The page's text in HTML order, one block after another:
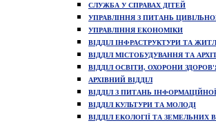
СЛУЖБА У СПРАВАХ ДІТЕЙ
УПРАВЛІННЯ З ПИТАНЬ
УПРАВЛІННЯ ЕКОНОМІКИ
ВІДДІЛ ІНФРАСТРУКТУРИ ТА
ВІДДІЛ МІСТОБУДУВАННЯ ТА
ВІДДІЛ ОСВІТИ, ОХОРОНИ
АРХІВНИЙ ВІДДІЛ
ВІДДІЛ З ПИТАНЬ
ВІДДІЛ КУЛЬТУРИ ТА МОЛОДІ
ВІДДІЛ ЕКОЛОГІЇ ТА ЗЕМЕЛЬНИХ